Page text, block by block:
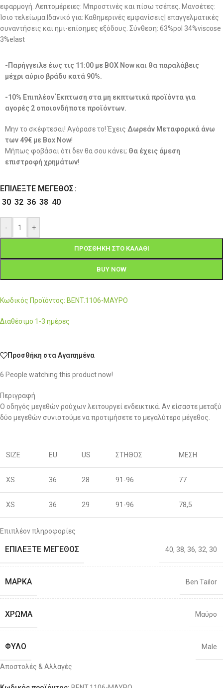
εφαρμογή. Λεπτομέρειες: Μπροστινές και πίσω τσέπες. Μανσέτες:
Ίσιο τελείωμα.Ιδανικό για: Καθημερινές εμφανίσεις| επαγγελματικές
συναντήσεις και ημι-επίσημες εξόδους. Σύνθεση: 63%pol 34%viscose
3%elast
-Παρήγγειλε έως τις 11:00 με BOX Now και θα παραλάβεις
μέχρι αύριο βράδυ κατά 90%.
-10% Επιπλέον Έκπτωση στα μη εκπτωτικά προϊόντα για
αγορές 2 οποιονδήποτε προϊόντων.
Μην το σκέφτεσαι! Αγόρασε το! Έχεις Δωρεάν Μεταφορικά άνω
των 49€ με Box Now!
Μήπως φοβάσαι ότι δεν θα σου κάνει; Θα έχεις άμεση
επιστροφή χρημάτων!
ΕΠΙΛΈΞΤΕ ΜΈΓΕΘΟΣ
30 32 36 38 40
- +
ΠΡΟΣΘΉΚΗ ΣΤΟ ΚΑΛΆΘΙ
BUY NOW
Κωδικός Προϊόντος: BENT.1106-ΜΑΥΡΟ
Διαθέσιμο 1-3 ημέρες
Προσθήκη στα Αγαπημένα
6 People watching this product now!
Περιγραφή
Ο οδηγός μεγεθών ρούχων λειτουργεί ενδεικτικά. Αν είσαστε μεταξύ
δύο μεγεθών συνιστούμε να προτιμήσετε το μεγαλύτερο μέγεθος.
SIZE EU US ΣΤΗΘΟΣ ΜΕΣΗ
XS 36 28 91-96 77
XS 36 29 91-96 78,5
S 38
S 40 81,5
M 83
L 46 34 106-111 88
Επιπλέον πληροφορίες
ΕΠΙΛΈΞΤΕ ΜΈΓΕΘΟΣ 40, 38, 36, 32, 30
ΜΆΡΚΑ Ben Tailor
ΧΡΏΜΑ Μαύρο
ΦΎΛΟ Male
Αποστολές & Αλλαγές